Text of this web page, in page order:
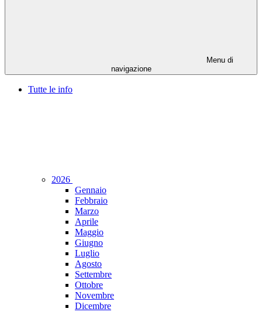
Menu di
navigazione
Tutte le info
2026
Gennaio
Febbraio
Marzo
Aprile
Maggio
Giugno
Luglio
Agosto
Settembre
Ottobre
Novembre
Dicembre